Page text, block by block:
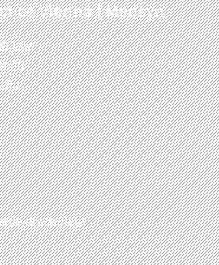
Vienna | Medsyn
Uhr
drschuh.at